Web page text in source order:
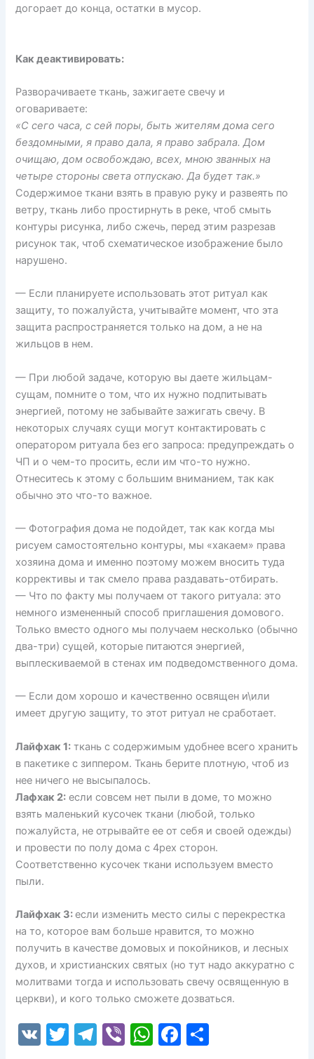
догорает до конца, остатки в мусор.
Как деактивировать:
Разворачиваете ткань, зажигаете свечу и
оговариваете:
«С сего часа, с сей поры, быть жителям дома сего
бездомными, я право дала, я право забрала. Дом
очищаю, дом освобождаю, всех, мною званных на
четыре стороны света отпускаю. Да будет так.»
Содержимое ткани взять в правую руку и развеять по
ветру, ткань либо простирнуть в реке, чтоб смыть
контуры рисунка, либо сжечь, перед этим разрезав
рисунок так, чтоб схематическое изображение было
нарушено.
— Если планируете использовать этот ритуал как
защиту, то пожалуйста, учитывайте момент, что эта
защита распространяется только на дом, а не на
жильцов в нем.
— При любой задаче, которую вы даете жильцам-
сущам, помните о том, что их нужно подпитывать
энергией, потому не забывайте зажигать свечу. В
некоторых случаях сущи могут контактировать с
оператором ритуала без его запроса: предупреждать о
ЧП и о чем-то просить, если им что-то нужно.
Отнеситесь к этому с большим вниманием, так как
обычно это что-то важное.
— Фотография дома не подойдет, так как когда мы
рисуем самостоятельно контуры, мы «хакаем» права
хозяина дома и именно поэтому можем вносить туда
коррективы и так смело права раздавать-отбирать.
— Что по факту мы получаем от такого ритуала: это
немного измененный способ приглашения домового.
Только вместо одного мы получаем несколько (обычно
два-три) сущей, которые питаются энергией,
выплескиваемой в стенах им подведомственного дома.
— Если дом хорошо и качественно освящен и\или
имеет другую защиту, то этот ритуал не сработает.
Лайфхак 1: ткань с содержимым удобнее всего хранить
в пакетике с зиппером. Ткань берите плотную, чтоб из
нее ничего не высыпалось.
Лафхак 2: если совсем нет пыли в доме, то можно
взять маленький кусочек ткани (любой, только
пожалуйста, не отрывайте ее от себя и своей одежды)
и провести по полу дома с 4рех сторон.
Соответственно кусочек ткани используем вместо
пыли.
Лайфхак 3:если изменить место силы с перекрестка
на то, которое вам больше нравится, то можно
получить в качестве домовых и покойников, и лесных
духов, и христианских святых (но тут надо аккуратно с
молитвами тогда и использовать свечу освященную в
церкви), и кого только сможете дозваться.
V
T
T
Vi W F